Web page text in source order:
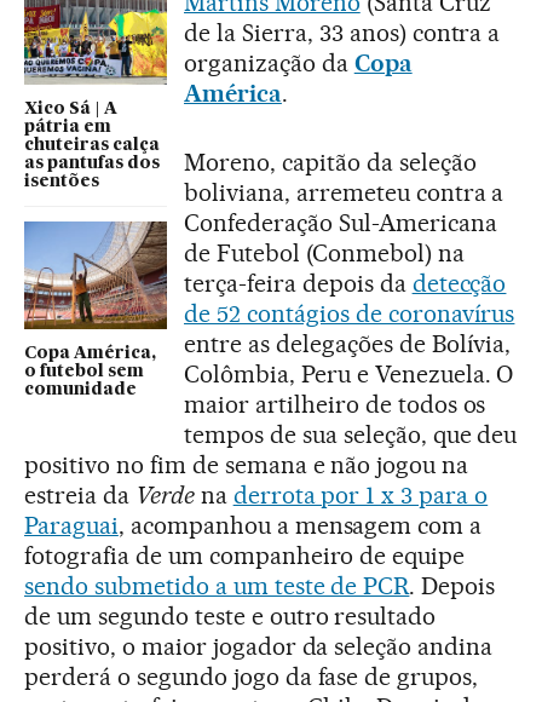
Xico Sá | A
pátria em
chuteiras calça
as pantufas dos
isentões
Copa América,
o futebol sem
comunidade
de la Sierra, 33 anos) contra a
organização da Copa
América.
Moreno, capitão da seleção
boliviana, arremeteu contra a
Confederação Sul-Americana
de Futebol (Conmebol) na
terça-feira depois da detecção
de 52 contágios de coronavírus
entre as delegações de Bolívia,
Colômbia, Peru e Venezuela. O
maior artilheiro de todos os
tempos de sua seleção, que deu
positivo no fim de semana e não jogou na
estreia da Verdena derrota por 1 x 3 para o
Paraguai, acompanhou a mensagem com a
fotografia de um companheiro de equipe
sendo submetido a um teste de PCR. Depois
de um segundo teste e outro resultado
positivo, o maior jogador da seleção andina
perderá o segundo jogo da fase de grupos,